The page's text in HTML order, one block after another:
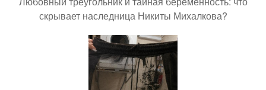
скрывает наследница Никиты Михалкова?